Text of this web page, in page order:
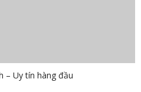
– Uy tín hàng đầu